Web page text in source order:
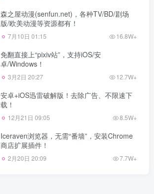
森之屋动漫(senfun.net)，各种TV/BD/剧场
版/欧美动漫等资源都有！
7月10日 01:15 16.8W+
免翻直接上“pixiv站”，支持iOS/安
卓/Windows！
3月2日 20:27 12.7W+
安卓+iOS迅雷破解版！去除广告、不限速下
载！
12月21日 09:05 8.5W+
Iceraven浏览器，无需“番墙”，安装Chrome
商店扩展插件！
2月20日 20:09 7.7W+